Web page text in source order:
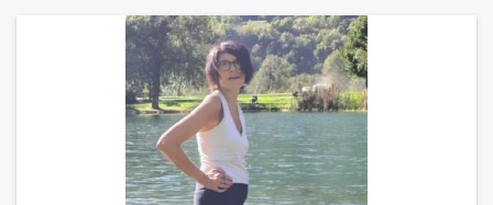
dehors des sentiers battus me raviraient. Je
m'engage à répondre à votre message. Au plaisir de